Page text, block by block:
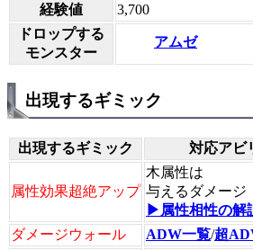
経験値
3,700
ドロップする
モンスター
アムゼ
出現するギミック
出現するギミック 対応アビ
属性効果超絶アップ
木属性は
与えるダメージ
▶属性相性の解
ダメージウォール
ADW一覧/超